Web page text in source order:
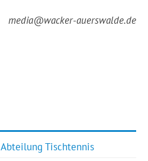
media@wacker-auerswalde.de
Tischtennis